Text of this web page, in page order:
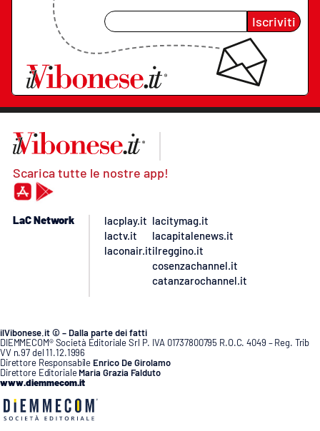
Iscriviti
Scarica tutte le nostre app!
LaC Network
lacplay.it
lactv.it
laconair.it
lacitymag.it
lacapitalenews.it
ilreggino.it
cosenzachannel.it
catanzarochannel.it
ilVibonese.it © – Dalla parte dei fatti
DIEMMECOM® Società Editoriale Srl P. IVA 01737800795 R.O.C. 4049 – Reg. Trib
VV n.97 del 11.12.1996
Direttore Responsabile Enrico De Girolamo
Direttore Editoriale Maria Grazia Falduto
www.diemmecom.it